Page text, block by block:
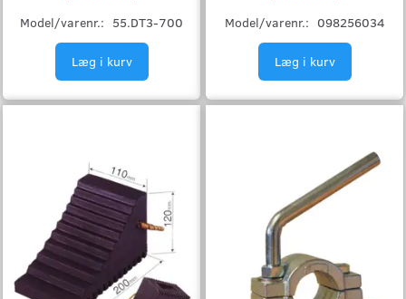
Model/varenr.: 55.DT3-700
Læg i kurv
Model/varenr.: 098256034
Læg i kurv